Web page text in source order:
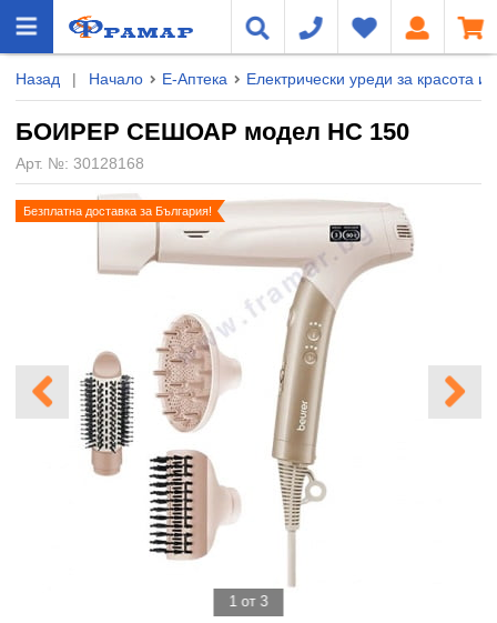
Назад | Начало Е-Аптека Електрически уреди за красота и
БОИРЕР СЕШОАР модел HC 150
Арт. №: 30128168
1 от 3
Безплатна доставка за България!